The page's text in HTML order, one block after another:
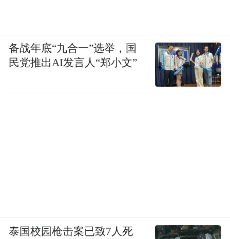
备战年底“九合一”选举，国
民党推出AI发言人“郑小文”
泰国校园枪击案已致7人死